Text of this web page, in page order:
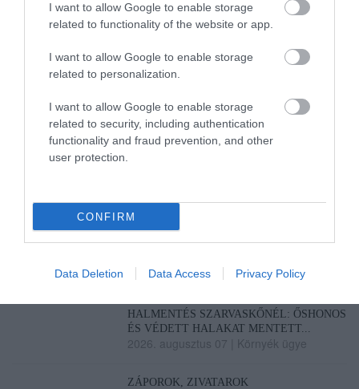
I want to allow Google to enable storage
related to functionality of the website or app.
I want to allow Google to enable storage
related to personalization.
I want to allow Google to enable storage
related to security, including authentication
functionality and fraud prevention, and other
user protection.
CONFIRM
Data Deletion Data Access Privacy Policy
2026. augusztus 07|Promóció
ÚJRAINDULNAK A KORÁBBAN
EGRI...
2026. augusztus 07|Eger ügye
2026. augusztus 07|Mindenki ügye
MINDHÁROM ÜTEMBEN DOLGOZNAK A
2026. augusztus 07 |Eger ügye
HALMENTÉS SZARVASKŐNÉL: ŐSHONOS
ÉS VÉDETT HALAKAT MENTETT...
2026. augusztus 07 Környék ügye
ZÁPOROK, ZIVATAROK